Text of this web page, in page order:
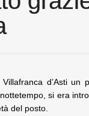
d’Asti un
si era
del posto.